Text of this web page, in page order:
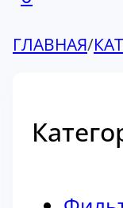
ГЛАВНАЯ/